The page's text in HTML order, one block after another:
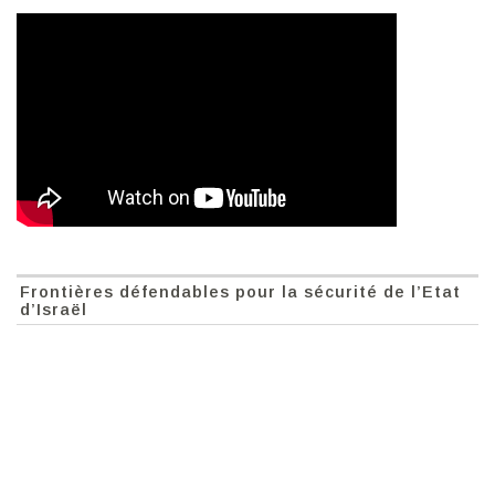
Frontières défendables pour la sécurité de l’Etat
d’Israël